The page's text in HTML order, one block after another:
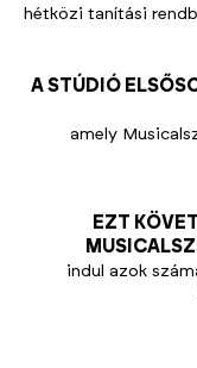
hétközi tanítási
A STÚDIÓ
amely
EZT
indul azok